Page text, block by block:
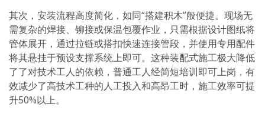
其次，安装流程高度简化，如同“搭建积木”般便捷。现场无
需复杂的焊接、铆接或保温包覆作业，只需根据设计图纸将
管体展开，通过拉链或搭扣快速连接管段，并使用专用配件
将其悬挂于预设支撑系统上即可。这种装配式施工极大降低
了了对技术工人的依赖，普通工人经简短培训即可上岗，有
效减少了高技术工种的人工投入和高昂工时，施工效率可提
升50%以上。